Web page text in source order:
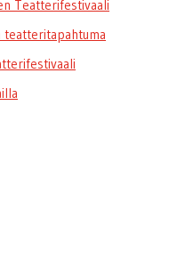
Teatterifestivaali
teatteritapahtuma